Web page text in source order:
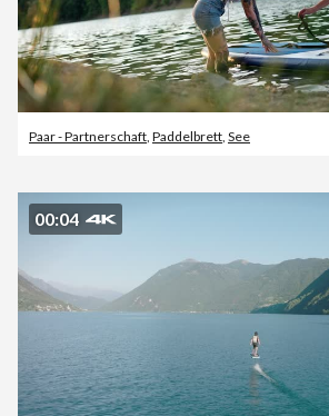
Paar - Partnerschaft, Paddelbrett, See
00:04